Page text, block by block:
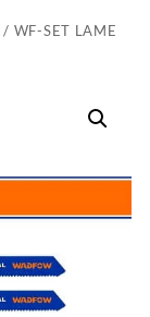
/ WF-SET LAME